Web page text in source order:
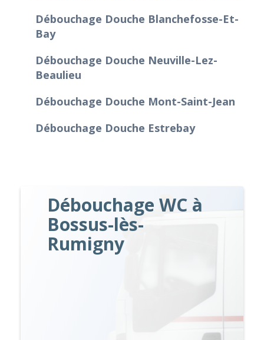
Débouchage Douche Blanchefosse-Et-
Bay
Débouchage Douche Neuville-Lez-
Beaulieu
Débouchage Douche Mont-Saint-Jean
Débouchage Douche Estrebay
Débouchage WC à
Bossus-lès-
Rumigny